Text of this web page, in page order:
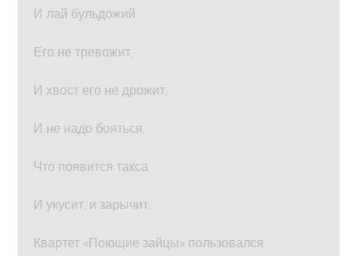
И лай бульдожий
Его не тревожит,
И хвост его не дрожит,
И не надо бояться,
Что появится такса
И укусит, и зарычит.
Квартет «Поющие зайцы» пользовался